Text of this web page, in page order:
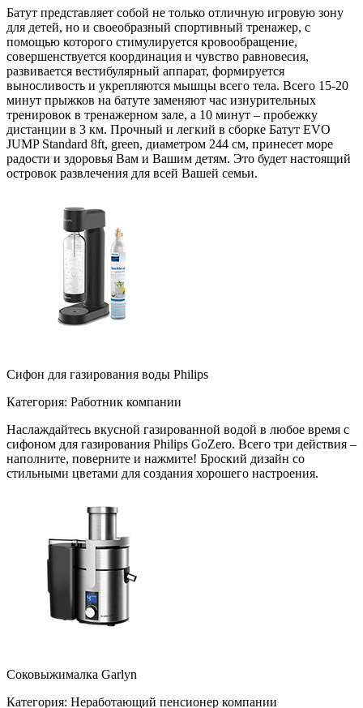
Батут представляет собой не только отличную игровую зону
для детей, но и своеобразный спортивный тренажер, с
помощью которого стимулируется кровообращение,
совершенствуется координация и чувство равновесия,
развивается вестибулярный аппарат, формируется
выносливость и укрепляются мышцы всего тела. Всего 15-20
минут прыжков на батуте заменяют час изнурительных
тренировок в тренажерном зале, а 10 минут – пробежку
дистанции в 3 км. Прочный и легкий в сборке Батут EVO
JUMP Standard 8ft, green, диаметром 244 см, принесет море
радости и здоровья Вам и Вашим детям. Это будет настоящий
островок развлечения для всей Вашей семьи.
Сифон для газирования воды Philips
Категория: Работник компании
Наслаждайтесь вкусной газированной водой в любое время с
сифоном для газирования Philips GoZero. Всего три действия –
наполните, поверните и нажмите! Броский дизайн со
стильными цветами для создания хорошего настроения.
Соковыжималка Garlyn
Категория: Неработающий пенсионер компании